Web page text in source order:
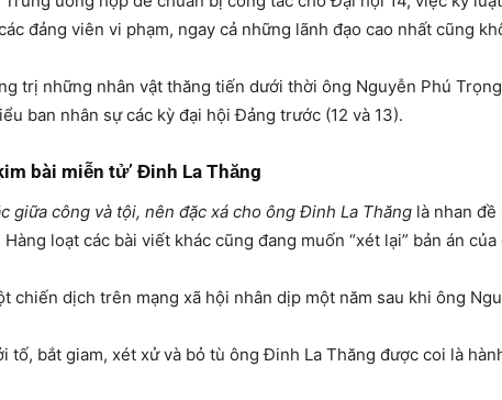
đảng viên vi phạm, ngay cả những lãnh đạo cao nhất cũng
trị những nhân vật thăng tiến dưới thời ông Nguyễn Phú
ban nhân sự các kỳ đại hội Đảng trước (12 và 13).
bài miễn tử’ Đinh La Thăng
giữa công và tội, nên đặc xá cho ông Đinh La Thăng là nhan
Hàng loạt các bài viết khác cũng đang muốn “xét lại” bản án
chiến dịch trên mạng xã hội nhân dịp một năm sau khi ông
tố, bắt giam, xét xử và bỏ tù ông Đinh La Thăng được coi là